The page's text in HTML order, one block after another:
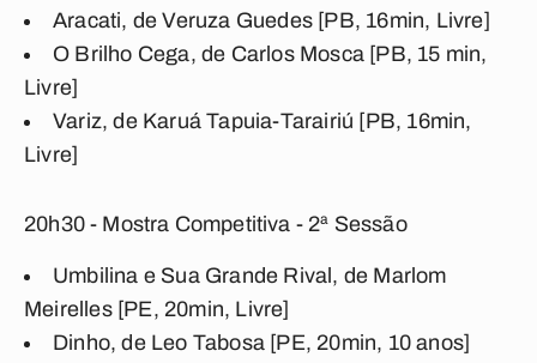
Aracati, de Veruza Guedes [PB, 16min, Livre]
O Brilho Cega, de Carlos Mosca [PB, 15 min,
Livre]
Variz, de Karuá Tapuia-Tarairiú [PB, 16min,
Livre]
20h30 - Mostra Competitiva - 2ª Sessão
Umbilina e Sua Grande Rival, de Marlom
Meirelles [PE, 20min, Livre]
Dinho, de Leo Tabosa [PE, 20min, 10 anos]